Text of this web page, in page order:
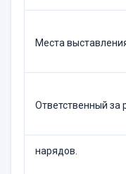
Места
Ответственный за
нарядов.